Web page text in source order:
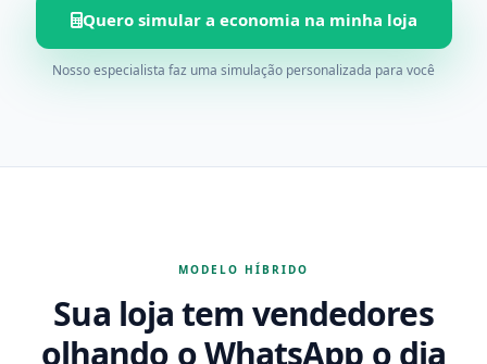
Quero simular a economia na minha loja
Nosso especialista faz uma simulação personalizada para você
MODELO HÍBRIDO
Sua loja tem vendedores
olhando o WhatsApp o dia